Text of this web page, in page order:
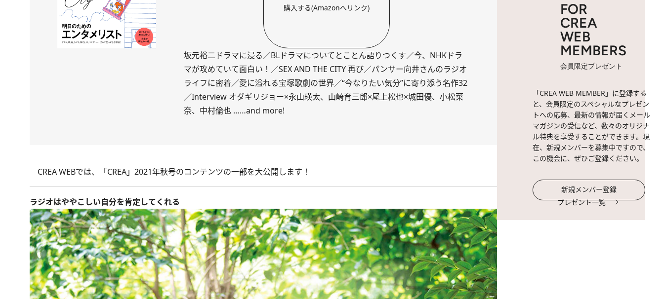
坂元裕二ドラマに浸る／BLドラマについてとことん語りつくす／今、NHKドラ
マが攻めていて面白い！／SEX AND THE CITY 再び／パンサー向井さんのラジオ
ライフに密着／愛に溢れる宝塚歌劇の世界／“今なりたい気分”に寄り添う名作32
／Interview オダギリジョー×永山瑛太、山崎育三郎×尾上松也×城田優、小松菜
奈、中村倫也 ……and more!
購入する(Amazonへリンク)
CREA WEBでは、 「CREA」2021年秋号のコンテンツの一部を大公開します！
ラジオはややこしい自分を肯定してくれる
FOR
CREA
WEB
MEMBERS
会員限定プレゼント
「CREA WEB MEMBER」に登録する
と、会員限定のスペシャルなプレゼン
トへの応募、最新の情報が届くメール
マガジンの受信など、数々のオリジナ
ル特典を享受することができます。現
在、新規メンバーを募集中ですので、
この機会に、ぜひご登録ください。
新規メンバー登録
プレゼント一覧